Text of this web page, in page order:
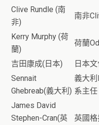
Clive Rundle (南
非)
南非
Kerry Murphy (荷
蘭)
荷蘭
吉田康成(日本)
日本
Sennait
Ghebreab(義大利)
義大
系主任
James David
Stephen-Cran(英
英國